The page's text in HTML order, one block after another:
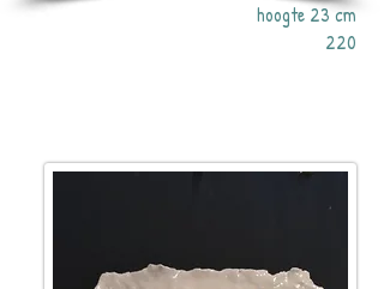
hoogte 23 cm
220